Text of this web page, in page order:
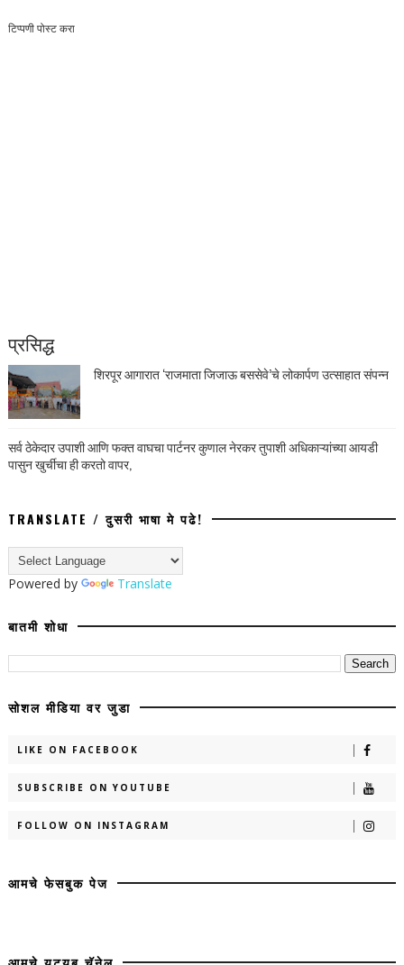
टिप्पणी पोस्ट करा
प्रसिद्ध
शिरपूर आगारात ‘राजमाता जिजाऊ बससेवे’चे लोकार्पण उत्साहात संपन्न
सर्व ठेकेदार उपाशी आणि फक्त वाघचा पार्टनर कुणाल नेरकर तुपाशी अधिकाऱ्यांच्या आयडी
पासुन खुर्चीचा ही करतो वापर,
TRANSLATE / दुसरी भाषा मे पढे!
Powered by Translate
बातमी शोधा
सोशल मीडिया वर जुडा
LIKE ON FACEBOOK
SUBSCRIBE ON YOUTUBE
FOLLOW ON INSTAGRAM
आमचे फेसबुक पेज